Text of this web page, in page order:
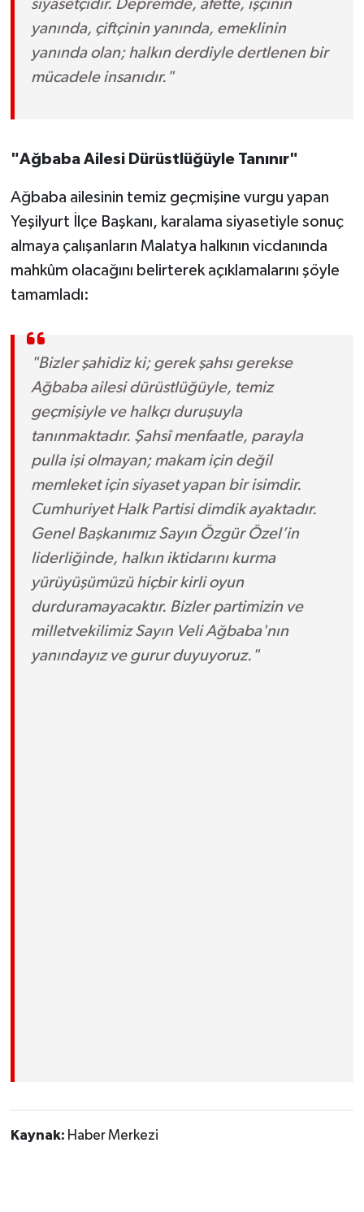
siyasetçidir. Depremde, afette, işçinin
yanında, çiftçinin yanında, emeklinin
yanında olan; halkın derdiyle dertlenen bir
mücadele insanıdır."
"Ağbaba Ailesi Dürüstlüğüyle Tanınır"
Ağbaba ailesinin temiz geçmişine vurgu yapan
Yeşilyurt İlçe Başkanı, karalama siyasetiyle sonuç
almaya çalışanların Malatya halkının vicdanında
mahkûm olacağını belirterek açıklamalarını şöyle
tamamladı:
"Bizler şahidiz ki; gerek şahsı gerekse
Ağbaba ailesi dürüstlüğüyle, temiz
geçmişiyle ve halkçı duruşuyla
tanınmaktadır. Şahsî menfaatle, parayla
pulla işi olmayan; makam için değil
memleket için siyaset yapan bir isimdir.
Cumhuriyet Halk Partisi dimdik ayaktadır.
Genel Başkanımız Sayın Özgür Özel’in
liderliğinde, halkın iktidarını kurma
yürüyüşümüzü hiçbir kirli oyun
durduramayacaktır. Bizler partimizin ve
milletvekilimiz Sayın Veli Ağbaba'nın
yanındayız ve gurur duyuyoruz."
Kaynak: Haber Merkezi